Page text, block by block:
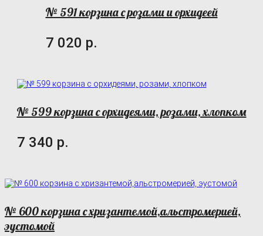
№ 591 корзина с розами и орхидеей
7 020 р.
№ 599 корзина с орхидеями, розами, хлопком
7 340 р.
№ 600 корзина с хризантемой,альстромерией,
эустомой